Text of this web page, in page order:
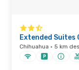
Extended Suites
Chihuahua · 5 km